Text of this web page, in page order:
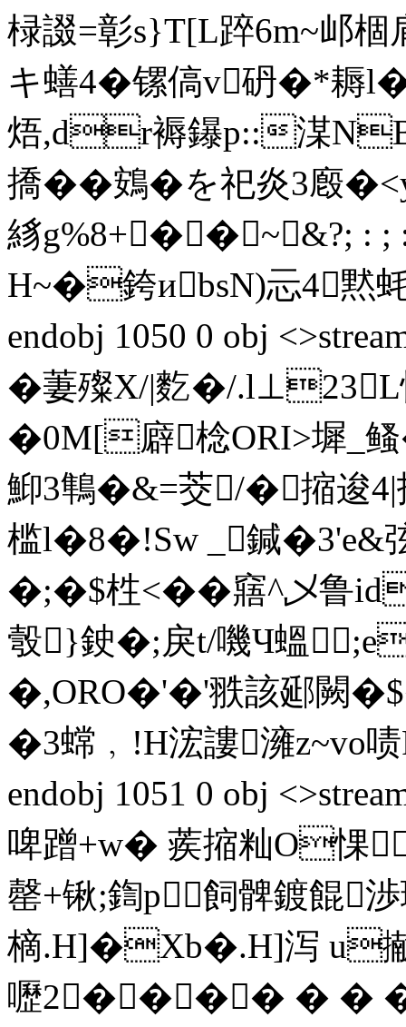
椂諁=彰s}T[L踤6m~邖
キ蟮4�镙傐v砃
焐,dr褥鑤p::湈
撟��鴳�を祀炎3廏�<
絼g%8+��~&?; :
H~�銙иbsN)忈4黙蚝
endobj 1050 0 obj
�萋殩X/|麧�/.l⊥23L
�0M[廦棯ORI>墀
鮣3鶽�&=茭/�摍逡
槛l�8�!Sw _鍼
�;�$栍<� �窹^乄鲁
彀}鉂�;戾t/嘰Ч蝹
�,ORO�'�'翐該郔闕
�3蟐﹐!H浤謱澭z~vo
endobj 1051 0 obj
啤蹭+w� 蒺摍籼O惈
罄+锹;鍧p飼髀鍍餛
樀.H]�Xb�.H]泻 u擜
嚦2���� �